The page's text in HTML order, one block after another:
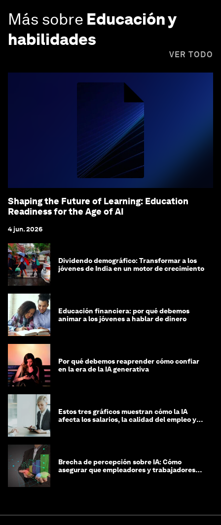
Más sobre Educación y
habilidades
VER TODO
Shaping the Future of Learning: Education
Readiness for the Age of AI
4 jun. 2026
Dividendo demográfico: Transformar a los
jóvenes de India en un motor de crecimiento
Educación financiera: por qué debemos
animar a los jóvenes a hablar de dinero
Por qué debemos reaprender cómo confiar
en la era de la IA generativa
Estos tres gráficos muestran cómo la IA
afecta los salarios, la calidad del empleo y
Brecha de percepción sobre IA: Cómo
asegurar que empleadores y trabajadores